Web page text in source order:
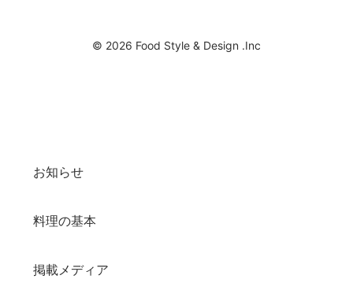
© 2026 Food Style & Design .Inc
お知らせ
料理の基本
掲載メディア